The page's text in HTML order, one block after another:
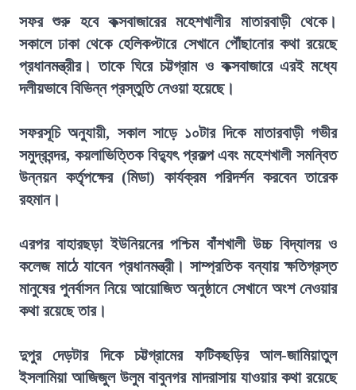
সফর শুরু হবে কক্সবাজারের মহেশখালীর মাতারবাড়ী থেকে।
সকালে ঢাকা থেকে হেলিকপ্টারে সেখানে পৌঁছানোর কথা রয়েছে
প্রধানমন্ত্রীর। তাকে ঘিরে চট্টগ্রাম ও কক্সবাজারে এরই মধ্যে
দলীয়ভাবে বিভিন্ন প্রস্তুতি নেওয়া হয়েছে।
সফরসূচি অনুযায়ী, সকাল সাড়ে ১০টার দিকে মাতারবাড়ী গভীর
সমুদ্রবন্দর, কয়লাভিত্তিক বিদ্যুৎ প্রকল্প এবং মহেশখালী সমন্বিত
উন্নয়ন কর্তৃপক্ষের (মিডা) কার্যক্রম পরিদর্শন করবেন তারেক
রহমান।
এরপর বাহারছড়া ইউনিয়নের পশ্চিম বাঁশখালী উচ্চ বিদ্যালয় ও
কলেজ মাঠে যাবেন প্রধানমন্ত্রী। সাম্প্রতিক বন্যায় ক্ষতিগ্রস্ত
মানুষের পুনর্বাসন নিয়ে আয়োজিত অনুষ্ঠানে সেখানে অংশ নেওয়ার
কথা রয়েছে তার।
দুপুর দেড়টার দিকে চট্টগ্রামের ফটিকছড়ির আল-জামিয়াতুল
ইসলামিয়া আজিজুল উলুম বাবুনগর মাদরাসায় যাওয়ার কথা রয়েছে